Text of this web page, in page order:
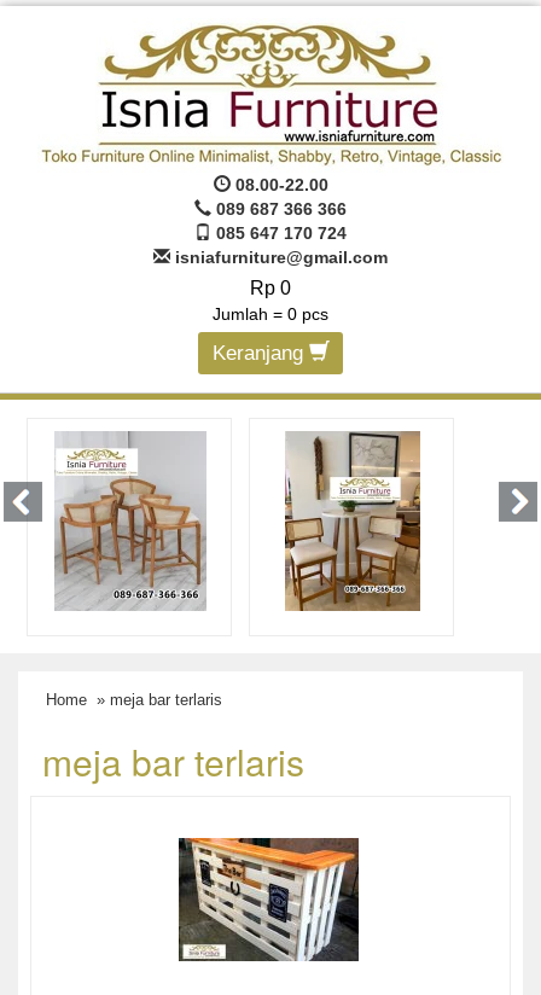
08.00-22.00
089 687 366 366
085 647 170 724
isniafurniture@gmail.com
Rp 0
Jumlah = 0 pcs
Keranjang
Home » meja bar terlaris
meja bar terlaris